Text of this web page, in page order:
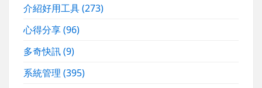
介紹好用工具(273)
心得分享(96)
多奇快訊(9)
系統管理(395)